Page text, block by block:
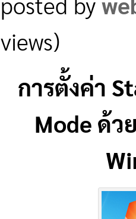
views)
การตั้งค่า
Mode ด้ว